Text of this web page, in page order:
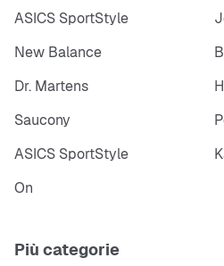
ASICS SportStyle
New Balance
Dr. Martens
Saucony
ASICS SportStyle
On
Più categorie